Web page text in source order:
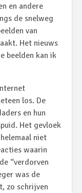
en andere
de snelweg
van
Het nieuws
beelden kan ik
los. De
en hun
Het gevloek
niet
waarin
“verdorven
was de
zo schrijven